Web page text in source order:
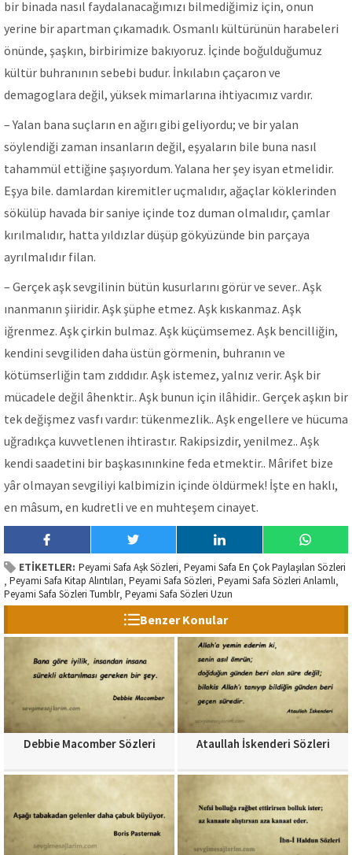
bir binada nasıl faydalanacağımızı bilmediğimiz için, onun
yerine bir apartman çıkamadık. Osmanlı kültürünün harabeleri
önünde, şaşkın, birbirimize bakıyoruz. İçinde boğulduğumuz
kültür buhranının sebebi budur. İnkılabın çaçaron ve
demagoglara değil, yüksek mimarlarına ihtiyacımız vardır.
– Yalan bana suçların en ağırı gibi geliyordu; ve bir yalan
söylendiği zaman insanların değil, eşyaların bile buna nasıl
tahammül ettiğine şaşıyordum. Yalana her şey isyan etmelidir.
Eşya bile. damlardan kiremitler uçmalıdır, ağaçlar köklerinden
sökülüp havada bir saniye içinde toz duman olmalıdır, çamlar
kırılmalıdır, hatta yıldızlar düşüp gökyüzünde bin parçaya
ayrılmalıdır filan.
– Gerçek aşk sevgilinin bütün kusurlarını görür ve sever.. Aşk
ınanmanın şiiridir. Aşk şüphe etmez. Aşk kıskanmaz. Aşk
iğrenmez. Aşk çirkin bulmaz. Aşk küçümsemez. Aşk bencilliğin,
kendini sevgiliden daha üstün görmenin, buhranın ve
kötümserliğin tam zıddıdır. Aşk istemez, yalnız verir. Aşk bir
mücadele değil âhenktir.. Aşk bunun için ilâhidir.. Gerçek aşkın bir
tek değişmez vasfı vardır: tükenmezlik.. Aşk engellere ve hücuma
uğradıkça kuvvetlenen ihtirastır. Rakipsizdir, yenilmez.. Aşk
kendi saadetini bir başkasınınkine feda etmektir.. Mârifet bize
yâr olmayan sevgiliyi kalbimizin içinde öldürmek! İşte en haklı,
en mâsum, en kudretli ve en muhteşem cinayet.
ETİKETLER: Peyami Safa Aşk Sözleri, Peyami Safa En Çok Paylaşılan Sözleri
, Peyami Safa Kitap Alıntıları, Peyami Safa Sözleri, Peyami Safa Sözleri Anlamlı,
Peyami Safa Sözleri Tumblr, Peyami Safa Sözleri Uzun
Benzer Konular
Debbie Macomber Sözleri Ataullah İskenderi Sözleri